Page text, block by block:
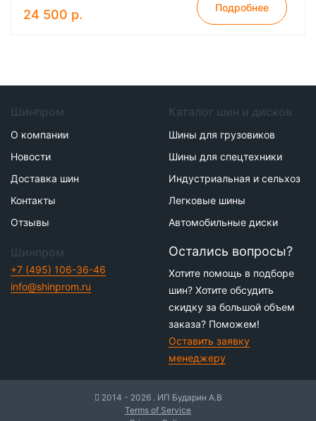
24 500 р. Подробнее
Шинпром
О компании
Новости
Доставка шин
Контакты
Отзывы
Каталог шин и дисков
Шины для грузовиков
Шины для спецтехники
Индустриальная и сельхоз
Легковые шины
Автомобильные диски
Шинпром
+7 (495) 106-36-46
info@shinprom.ru
Остались вопросы?
Хотите помощь в подборе
шин? Хотите обсудить
скидку за большой объем
заказа? Поможем!
Оставить заявку
менеджеру
2014 - 2026 . ИП Бударин А.В
Terms of Service